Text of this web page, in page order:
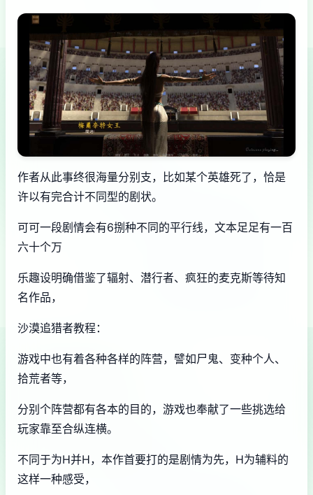
作者从此事终很海量分别支，比如某个英雄死了，恰是
许以有完合计不同型的剧状。
可可一段剧情会有6捌种不同的平行线，文本足足有一百
六十个万
乐趣设明确借鉴了辐射、潜行者、疯狂的麦克斯等待知
名作品，
沙漠追猎者教程：
游戏中也有着各种各样的阵营，譬如尸鬼、变种个人、
拾荒者等，
分别个阵营都有各本的目的，游戏也奉献了一些挑选给
玩家靠至合纵连横。
不同于为H并H，本作首要打的是剧情为先，H为辅料的
这样一种感受，